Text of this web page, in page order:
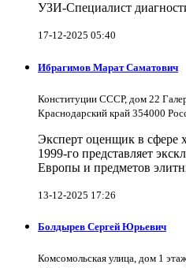
УЗИ-Специалист
17-12-2025 05:40
Ибрагимов Марат Саматович
Конституции СССР, дом 22
Краснодарский край 354000
Эксперт оценщик в сфере
1999-го представляет
Европы и предметов
13-12-2025 17:26
Болдырев Сергей Юрьевич
Комсомольская улица, дом 1